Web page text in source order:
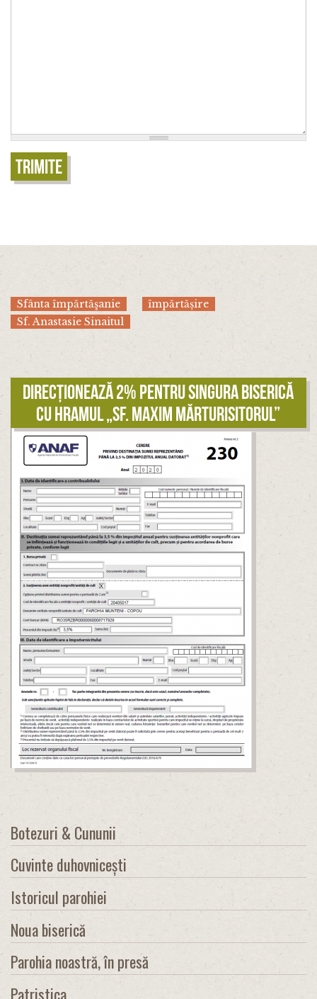
Trimite
Sfânta împărtăşanie
împărtășire
Sf. Anastasie Sinaitul
Direcționează 2% pentru singura biserică
cu hramul „Sf. Maxim Mărturisitorul”
Botezuri & Cununii
Cuvinte duhovnicești
Istoricul parohiei
Noua biserică
Parohia noastră, în presă
Patristica